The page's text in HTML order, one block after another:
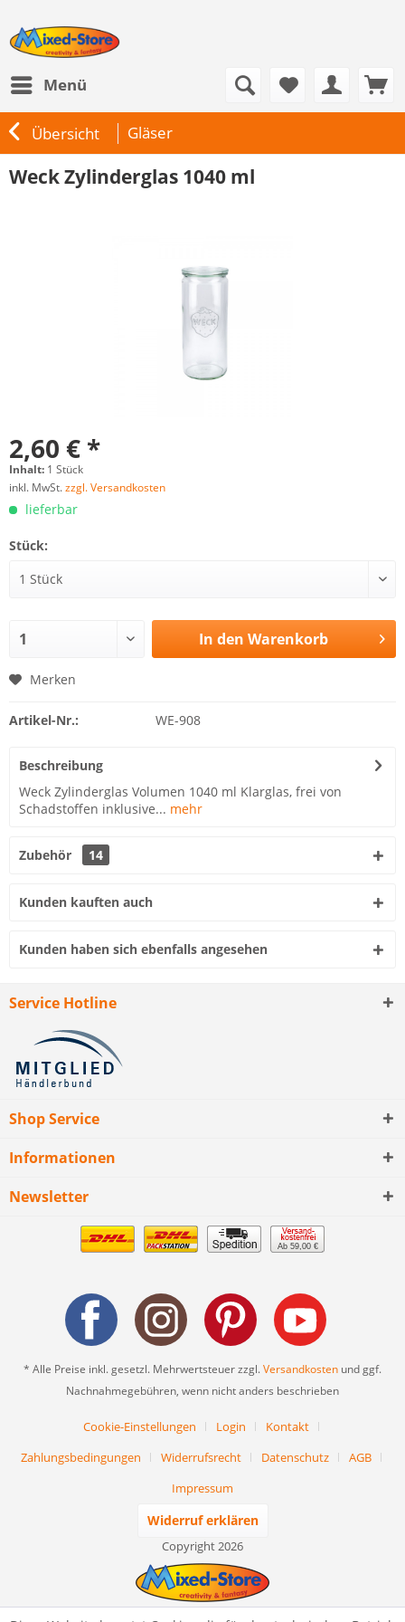
Menü
Übersicht Gläser
Weck Zylinderglas 1040 ml
2,60 € *
Inhalt: 1 Stück
inkl. MwSt.zzgl. Versandkosten
lieferbar
Stück:
In den Warenkorb
Merken
Artikel-Nr.: WE-908
Beschreibung
Weck Zylinderglas Volumen 1040 ml Klarglas, frei von
Schadstoffen inklusive... mehr
Zubehör 14
Kunden kauften auch
Kunden haben sich ebenfalls angesehen
Service Hotline
Shop Service
Informationen
Newsletter
Ab 59,00 €
* Alle Preise inkl. gesetzl. Mehrwertsteuer zzgl.Versandkosten und ggf.
Nachnahmegebühren, wenn nicht anders beschrieben
Cookie-Einstellungen Login
Kontakt
Zahlungsbedingungen
Widerrufsrecht Datenschutz
AGB
Impressum
Widerruf erklären
Copyright 2026